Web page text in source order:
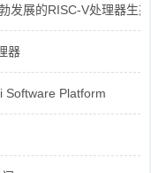
展的RISC-V处理器生态
器
Software Platform